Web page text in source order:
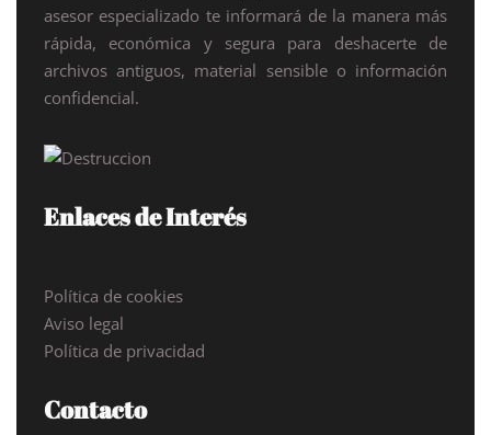
asesor especializado te informará de la manera más
rápida, económica y segura para deshacerte de
archivos antiguos, material sensible o información
confidencial.
Enlaces de Interés
Política de cookies
Aviso legal
Política de privacidad
Contacto